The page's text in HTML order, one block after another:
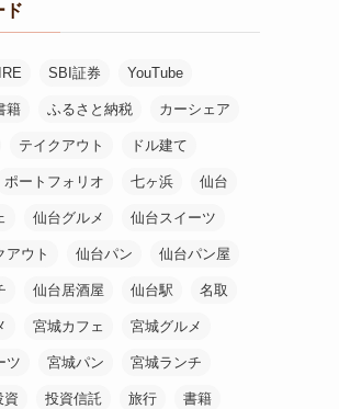
ド
SBI証券 YouTube
籍 ふるさと納税 カーシェア
テイクアウト ドル建て
ポートフォリオ 七ヶ浜 仙台
仙台グルメ 仙台スイーツ
アウト 仙台パン 仙台パン屋
仙台居酒屋 仙台駅 名取
宮城カフェ 宮城グルメ
ツ 宮城パン 宮城ランチ
資 投資信託 旅行 書籍